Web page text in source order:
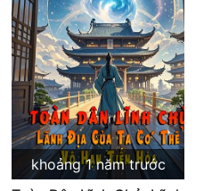
khoảng 1 năm trước